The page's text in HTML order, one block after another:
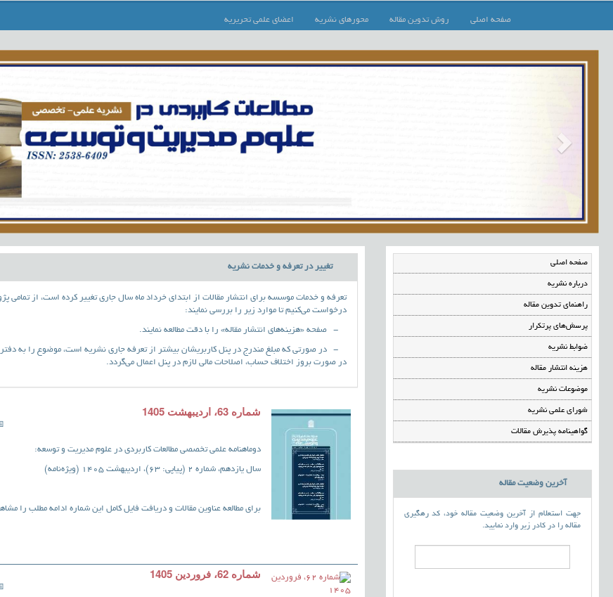
صفحه اصلی روش تدوین مقاله محورهای نشریه اعضای علمی تحریریه
صفحه اصلی
درباره نشریه
راهنمای تدوین مقاله
پرسش‌های پرتکرار
ضوابط نشریه
هزینه انتشار مقاله
موضوعات نشریه
شورای علمی نشریه
گواهینامه پذیرش مقالات
آخرین وضعیت مقاله
جهت استعلام از آخرین وضعیت مقاله خود، کد رهگیری
مقاله را در کادر زیر وارد نمایید.
تغییر در تعرفه و خدمات نشریه
تعرفه و خدمات موسسه برای انتشار مقالات از ابتدای خرداد ماه سال جاری تغییر کرده است، از تمامی
درخواست می‌کنیم تا موارد زیر را بررسی نمایند:
- صفحه «هزینه‌های انتشار مقاله» را با دقت مطالعه نمایند.
- در صورتی که مبلغ مندرج در پنل کاربریشان بیشتر از تعرفه جاری نشریه است، موضوع را به دفتر
در صورت بروز اختلاف حساب، اصلاحات مالی لازم در پنل اعمال می‌گردد.
شماره 63، اردیبهشت 1405
دوماهنامه علمی تخصصی مطالعات کاربردی در علوم مدیریت و توسعه:
سال یازدهم، شماره 2 (پیاپی: 63)، اردیبهشت 1405 (ویژه‌نامه)
برای مطالعه عناوین مقالات و دریافت فایل کامل این شماره ادامه مطلب را
شماره 62، فروردین 1405